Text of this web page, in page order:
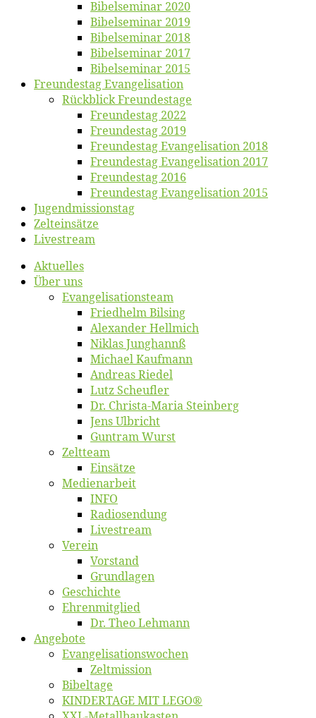
Bi­bel­se­mi­nar 2020
Bi­bel­se­mi­nar 2019
Bi­bel­se­mi­nar 2018
Bibelsemi­nar 2017
Bibelsemi­nar 2015
Freun­des­tag Evangelisation
Rück­blick Freundestage
Freun­des­tag 2022
Freun­des­tag 2019
Freun­des­tag Evan­ge­li­sa­ti­on 2018
Freun­des­tag Evan­ge­li­sa­ti­on 2017
Freun­des­tag 2016
Freun­des­tag Evan­ge­li­sa­ti­on 2015
Jugend­mis­sions­tag
Zelt­ein­sät­ze
Live­stream
Ak­tu­el­les
Über uns
Evangelisa­tions­team
Fried­helm Bilsing
Alex­an­der Hellmich
Ni­klas Junghannß
Mi­cha­el Kaufmann
An­dre­as Riedel
Lutz Scheuf­ler
Dr. Chris­­ta-Ma­ria Steinberg
Jens Ulb­richt
Gun­tram Wurst
Zelt­team
Ein­sät­ze
Me­di­en­ar­beit
INFO
Ra­dio­sen­dung
Live­stream
Ver­ein
Vor­stand
Grund­la­gen
Ge­schich­te
Eh­ren­mit­glied
Dr. Theo Lehmann
An­ge­bo­te
Evangelisa­tions­wo­chen
Zelt­mis­si­on
Bi­bel­ta­ge
KINDERTAGE MIT LEGO®